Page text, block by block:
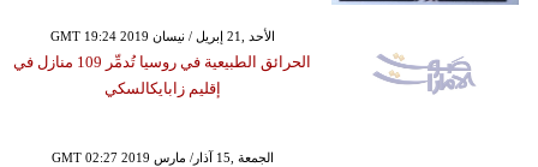
GMT 19:24 2019 الأحد ,21 إبريل / نيسان
الحرائق الطبيعية في روسيا تُدمِّر 109 منازل في
إقليم زابايكالسكي
GMT 02:27 2019 الجمعة ,15 آذار/ مارس